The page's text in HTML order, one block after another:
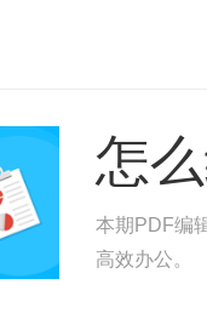
怎
本期PDF编
高效办公。